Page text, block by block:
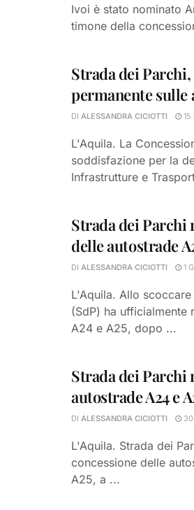
Ivoi è stato nominato
timone della
Strada dei
permanente sulle
DI ALESSANDRA CICIOTTI 15
L'Aquila. La
soddisfazione per la
Infrastrutture e
Strada dei Parchi
delle autostrade
DI ALESSANDRA CICIOTTI 1
L'Aquila. Allo
(SdP) ha ufficialmente
A24 e A25, dopo ...
Strada dei Parchi
autostrade A24 e
DI ALESSANDRA CICIOTTI 30
L'Aquila. Strada dei
concessione delle
A25, a ...